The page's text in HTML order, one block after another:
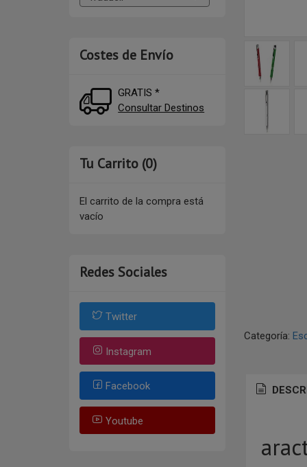
Costes de Envío
GRATIS *
Consultar Destinos
Tu Carrito (0)
El carrito de la compra está
vacío
Redes Sociales
Twitter
Instagram
Facebook
Youtube
Categoría: